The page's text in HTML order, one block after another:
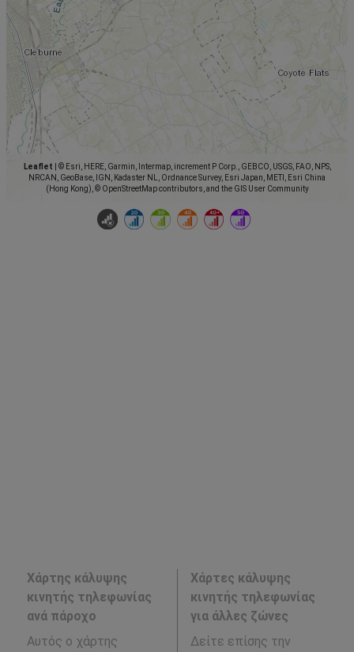
Leaflet
© Esri, HERE, Garmin, Intermap, increment P Corp., GEBCO, USGS, FAO, NPS,
NRCAN, GeoBase, IGN, Kadaster NL, Ordnance Survey, Esri Japan, METI, Esri China
(Hong Kong), © OpenStreetMap contributors, and the GIS User Community
Χάρτης κάλυψης
κινητής τηλεφωνίας
ανά πάροχο
Αυτός ο χάρτης
Χάρτες κάλυψης
κινητής τηλεφωνίας
για άλλες ζώνες
Δείτε επίσης την